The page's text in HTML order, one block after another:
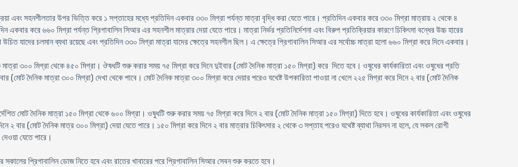
এবং সহনশীলতার উপর ভিত্তি করে ১ সপ্তাহের মধ্যে প্রতিদিন একবার ৩৩০ মিগ্রা পর্যন্ত মাত্রা বৃদ্ধি করা যেতে পারে। প্রতিদিন একবার করে ৩৩০ মিগ্রা মাত্রায় ২ থেকে ৪
করে ৬৬০ মিগ্রা পর্যন্ত প্রিগাবালিন সিআর এর সহনশীল মাত্রার দেয়া যেতে পারে। মাত্রা নির্ভর প্রতিনির্দেশনা এবং বিরুপ প্রতিক্রিয়ার কারণে চিকিৎসা বন্ধের উচ্চ হারের
যাদের চলমান ব্যথা রয়েছে এবং প্রতিদিন ৩৩০ মিগ্রা মাত্রা যাদের ক্ষেত্রে সহনশীল ছিল। এ ক্ষেত্রে প্রিগাবালিন সিআর এর সর্বোচ্চ মাত্রা হলো ৬৬০ মিগ্রা করে দিনে একবার।
মাত্রা ৩০০ মিগ্রা থেকে ৪৫০ মিগ্রা। ঔষধটি শুরু করার সময় ৭৫ মিগ্রা করে দিনে দুইবার (মোট দৈনিক মাত্রা ১৫০ মিগ্রা) করে দিতে হবে। ওষুধের কার্যকারিতা এবং ওষুধের প্রতি
দৈনিক মাত্রা ৩০০ মিগ্রা) দেখা থেকে পাবে। মোট দৈনিক মাত্রা ৩০০ মিগ্রা করে দেয়ার পরেও যথেষ্ট উপকারিতা পাওয়া না খেলে ২২৫ মিগ্রা করে দিনে ২ বার (মোট দৈনিক
মোট দৈনিক মাত্রা ১৫০ মিগ্রা থেকে ৬০০ মিগ্রা। ওষুধটি শুরু করার সময় ৭৫ মিগ্রা করে দিনে ২ বার (মোট দৈনিক মাত্রা ১৫০ মিগ্রা) দিতে হবে। ওষুধের কার্যকারিতা এবং ওষুধের
বার (মোট দৈনিক মাত্র ৩০০ মিগ্রা) দেয়া যেতে পারে। ১৫০ মিগ্রা করে দিনে ২ বার মাত্রার চিকিৎসার ২ থেকে ৩ সপ্তাহ পরেও যথেষ্ট ব্যাথা নিরসন না হলে, যে সকল রোগী
যেতে পারে।
সকালের প্রিগাবালিন ডোজ নিতে হবে এবং রাতের খাবারের পরে প্রিগাবালিন সিআর সেবন শুরু করতে হবে।